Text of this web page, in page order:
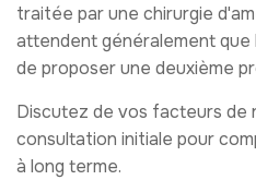
traitée par une chirurgie
attendent généralement que
de proposer une deuxième
Discutez de vos facteurs de
consultation initiale pour
à long terme.